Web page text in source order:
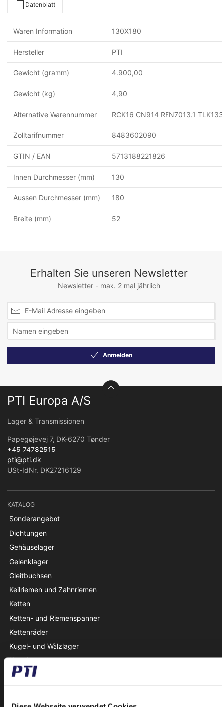
Datenblatt
Waren Information 130X180
Hersteller PTI
Gewicht (gramm) 4.900,00
Gewicht (kg) 4,90
Alternative Warennummer RCK16 CN914 RFN7013.1
Zolltarifnummer 8483602090
GTIN / EAN 5713188221826
Innen Durchmesser (mm) 130
Aussen Durchmesser (mm) 180
Breite (mm) 52
Erhalten Sie unseren Newsletter
Newsletter - max. 2 mal jährlich
Anmelden
PTI Europa A/S
Lager & Transmissionen
Papegøjevej 7, DK-6270 Tønder
+45 74782515
pti@pti.dk
USt-IdNr. DK27216129
KATALOG
Sonderangebot
Dichtungen
Gehäuselager
Gelenklager
Gleitbuchsen
Keilriemen und Zahnriemen
Ketten
Ketten- und Riemenspanner
Kettenräder
Kugel- und Wälzlager
Kupplungen
Lagergehäuse
Linear